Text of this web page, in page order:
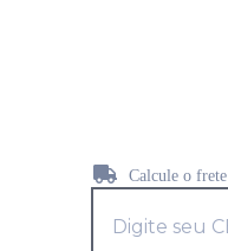
Calcule o frete